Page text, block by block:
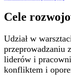
Cele
Udział w
przeprowadzaniu
liderów ​i
konfliktem i